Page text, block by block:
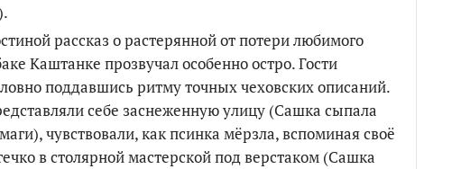
рассказ о растерянной от потери любимого
Каштанке прозвучал особенно остро. Гости
поддавшись ритму точных чеховских описаний.
себе заснеженную улицу (Сашка сыпала
чувствовали, как псинка мёрзла, вспоминая своё
в столярной мастерской под верстаком (Сашка